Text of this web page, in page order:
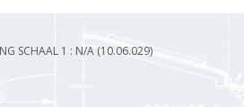
SCHAAL 1 : N/A (10.06.029)